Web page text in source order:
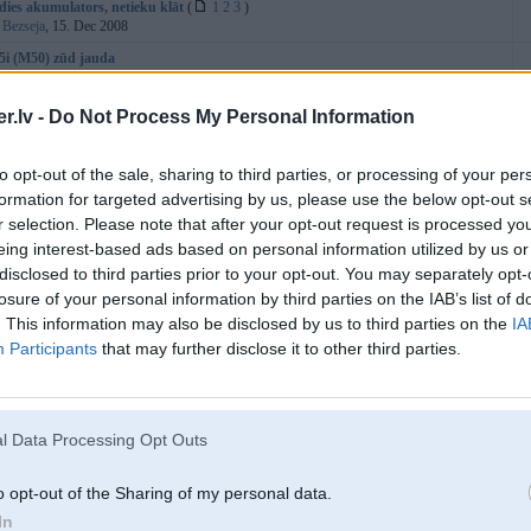
- Do Not Process My Personal Information
opt-out of the sale, sharing to third parties, or processing of your
for targeted advertising by us, please use the below opt-out
selection. Please note that after your opt-out request is processed
interest-based ads based on personal information utilized by us
to third parties prior to your opt-out. You may separately
of your personal information by third parties on the IAB’s list of
This information may also be disclosed by us to third parties on the
Participants that may further disclose it to other third parties.
Data Processing Opt Outs
opt-out of the Sharing of my personal data.
akumulators, netieku klāt ( 1 2 3 )
Bezseja, 15. Dec 2008
(M50) zūd jauda
Erja, 04. Apr 2013
problema pielaizot
AsperinS, 18. May 2013
za4ishope, 15. Jan 2012
Lucifers, 12. Oct 2004
filtrs
Jokeris, 01. Jun 2007
bmw1989, 21. Apr 2013
nestraadaa spidometrs un logutiiraamie
Huligaans, 09. Oct 2006
klaipeda , 25. Feb 2013
kompis